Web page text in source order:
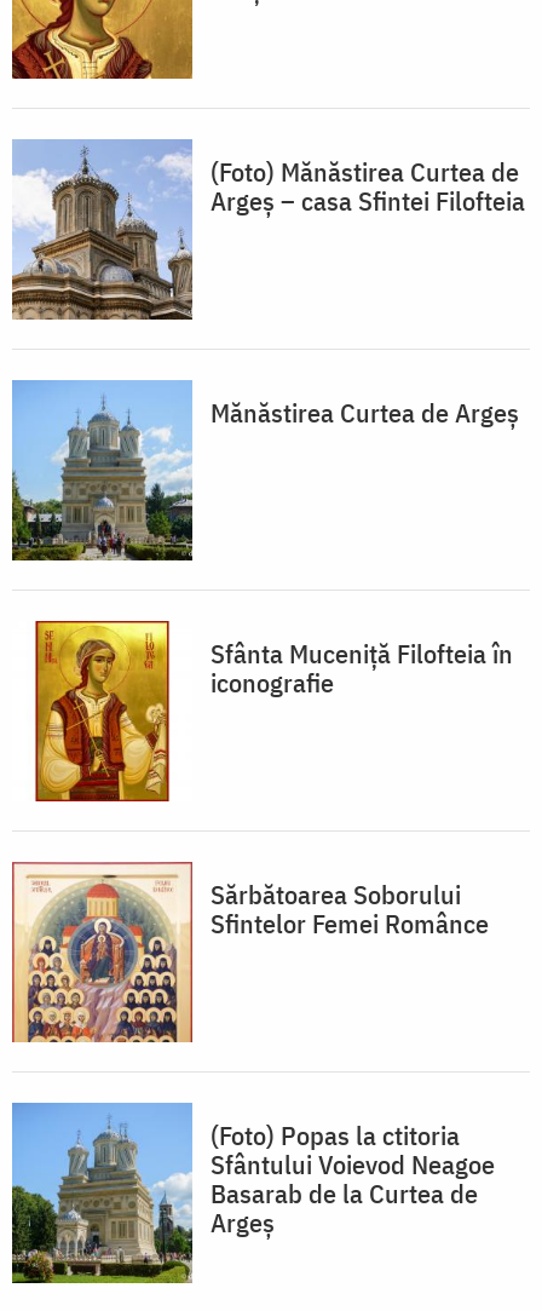
(Foto) Mănăstirea Curtea de
Argeș – casa Sfintei Filofteia
Mănăstirea Curtea de Argeș
Sfânta Muceniță Filofteia în
iconografie
Sărbătoarea Soborului
Sfintelor Femei Românce
(Foto) Popas la ctitoria
Sfântului Voievod Neagoe
Basarab de la Curtea de
Argeș